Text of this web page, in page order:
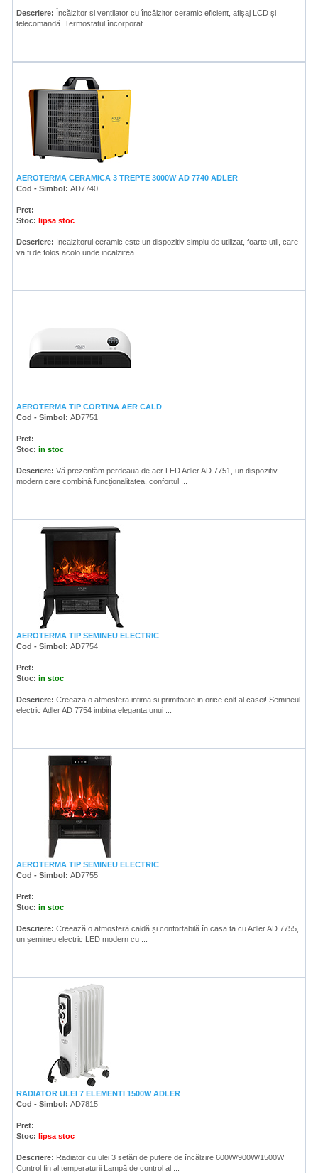
Descriere: Încălzitor si ventilator cu încălzitor ceramic eficient, afișaj LCD și
telecomandă. Termostatul încorporat ...
AEROTERMA CERAMICA 3 TREPTE 3000W AD 7740 ADLER
Cod - Simbol: AD7740
Pret:
Stoc: lipsa stoc
Descriere: Incalzitorul ceramic este un dispozitiv simplu de utilizat, foarte util, care
va fi de folos acolo unde incalzirea ...
AEROTERMA TIP CORTINA AER CALD
Cod - Simbol: AD7751
Pret:
Stoc: in stoc
Descriere: Vă prezentăm perdeaua de aer LED Adler AD 7751, un dispozitiv
modern care combină funcționalitatea, confortul ...
AEROTERMA TIP SEMINEU ELECTRIC
Cod - Simbol: AD7754
Pret:
Stoc: in stoc
Descriere: Creeaza o atmosfera intima si primitoare in orice colt al casei! Semineul
electric Adler AD 7754 imbina eleganta unui ...
AEROTERMA TIP SEMINEU ELECTRIC
Cod - Simbol: AD7755
Pret:
Stoc: in stoc
Descriere: Creează o atmosferă caldă și confortabilă în casa ta cu Adler AD 7755,
un șemineu electric LED modern cu ...
RADIATOR ULEI 7 ELEMENTI 1500W ADLER
Cod - Simbol: AD7815
Pret:
Stoc: lipsa stoc
Descriere: Radiator cu ulei 3 setări de putere de încălzire 600W/900W/1500W
Control fin al temperaturii Lampă de control al ...